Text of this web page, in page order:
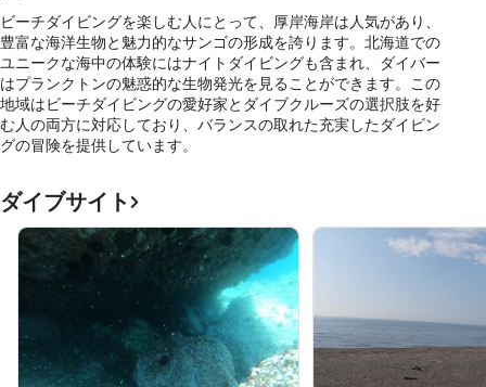
ビーチダイビングを楽しむ人にとって、厚岸海岸は人気があり、
豊富な海洋生物と魅力的なサンゴの形成を誇ります。北海道での
ユニークな海中の体験にはナイトダイビングも含まれ、ダイバー
はプランクトンの魅惑的な生物発光を見ることができます。この
地域はビーチダイビングの愛好家とダイブクルーズの選択肢を好
む人の両方に対応しており、バランスの取れた充実したダイビン
グの冒険を提供しています。
ダイブサイト